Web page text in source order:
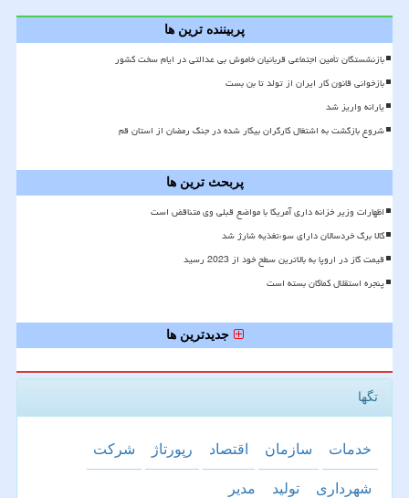
پربیننده ترین ها
بازنشستگان تأمین اجتماعی قربانیان خاموش بی عدالتی در ایام سخت کشور
بازخوانی قانون کار ایران از تولد تا بن بست
یارانه واریز شد
شروع بازگشت به اشتغال کارگران بیکار شده در جنگ رمضان از استان قم
پربحث ترین ها
اظهارات وزیر خزانه داری آمریکا با مواضع قبلی وی متناقض است
کالا برگ خردسالان دارای سوءتغذیه شارژ شد
قیمت گاز در اروپا به بالاترین سطح خود از 2023 رسید
پنجره استقلال کماکان بسته است
جدیدترین ها
تگها
خدمات سازمان اقتصاد رپورتاژ شركت
شهرداری تولید مدیر